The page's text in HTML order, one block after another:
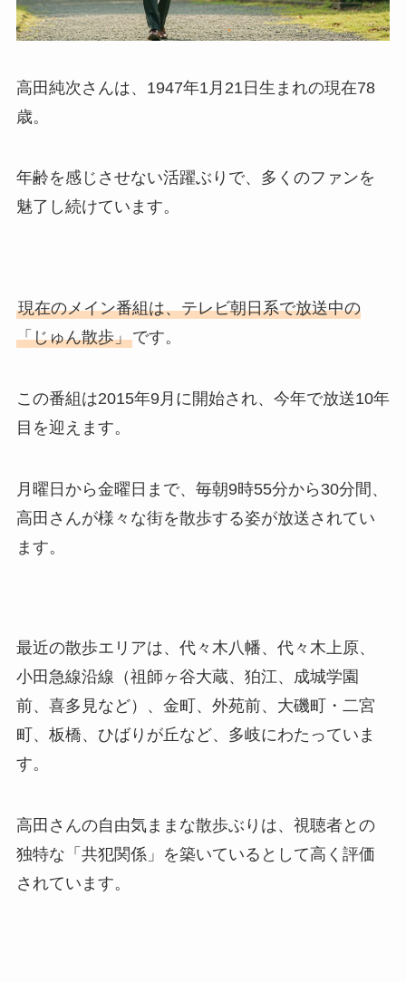
高田純次さんは、1947年1月21日生まれの現在78
歳。
年齢を感じさせない活躍ぶりで、多くのファンを
魅了し続けています。
現在のメイン番組は、テレビ朝日系で放送中の
「じゅん散歩」です。
この番組は2015年9月に開始され、今年で放送10年
目を迎えます。
月曜日から金曜日まで、毎朝9時55分から30分間、
高田さんが様々な街を散歩する姿が放送されてい
ます。
最近の散歩エリアは、代々木八幡、代々木上原、
小田急線沿線（祖師ヶ谷大蔵、狛江、成城学園
前、喜多見など）、金町、外苑前、大磯町・二宮
町、板橋、ひばりが丘など、多岐にわたっていま
す。
高田さんの自由気ままな散歩ぶりは、視聴者との
独特な「共犯関係」を築いているとして高く評価
されています。